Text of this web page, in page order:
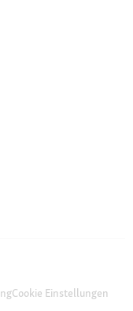
Cookie Einstellungen